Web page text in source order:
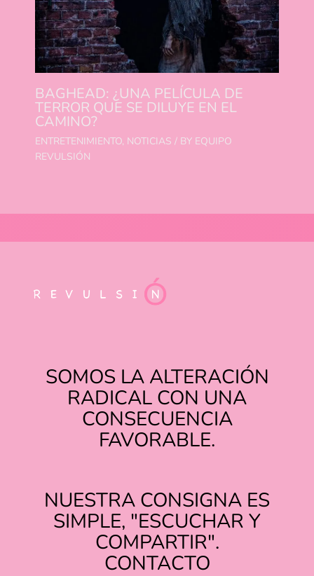
BAGHEAD: ¿UNA PELÍCULA DE
TERROR QUE SE DILUYE EN EL
CAMINO?
ENTRETENIMIENTO, NOTICIAS / BY EQUIPO
REVULSIÓN
SOMOS LA ALTERACIÓN
RADICAL CON UNA
CONSECUENCIA
FAVORABLE.
NUESTRA CONSIGNA ES
SIMPLE, "ESCUCHAR Y
COMPARTIR".
CONTACTO
INSTAGRAM